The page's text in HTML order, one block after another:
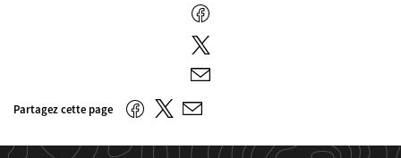
Facebook
Twitter
E-
mail
Partagez cette page FacebookTwitter
E-